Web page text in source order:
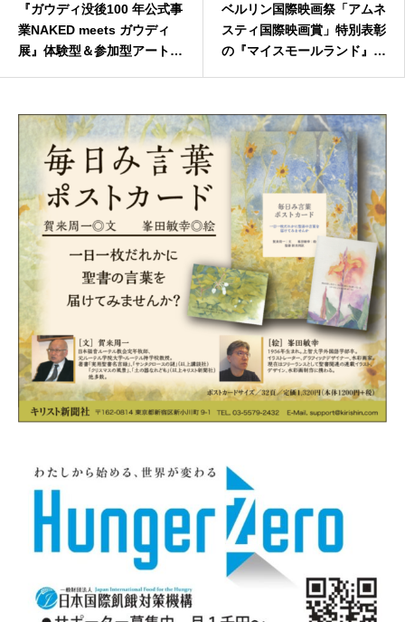
『ガウディ没後100 年公式事
業NAKED meets ガウディ
展』体験型＆参加型アートで
ベルリン国際映画祭「アムネ
スティ国際映画賞」特別表彰
の『マイスモールランド』